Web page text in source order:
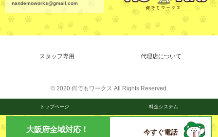
nandemoworks@gmail.com
スタッフ専用 代理店について
© 2020 何でもワークス All Rights Reserved.
トップページ 料金システム
大阪府全域対応！ 今すぐ電話